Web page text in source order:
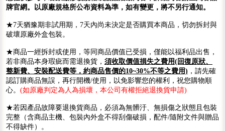
牌官網。以原廠規格所公布資料為準，如有變更，將不另行通知。
★7天猶豫期非試用期，7天內尚未決定是否購買本商品，切勿拆封與
破壞原廠外盒包裝。
★商品一經拆封或使用，等同商品價值已受損，僅能以福利品出售，
若非商品本身瑕疵而需退換貨， 須收取價值損失之費用(回復原狀、
整新費、安裝配送費等，約商品售價的10~30%不等之費用) ，請先確
認訂購商品無誤，再行開機/使用，以免影響您的權利，祝您購物順
心。 (如原廠判定為人為損壞，本公司有權拒絕退換貨申請)
★若因產品故障要退換貨商品，必須為無髒汙、無損傷之狀態且包裝
完整（含商品主機、包裝內外盒不得刮傷破損，配件/隨附文件與贈品
不得缺件）。